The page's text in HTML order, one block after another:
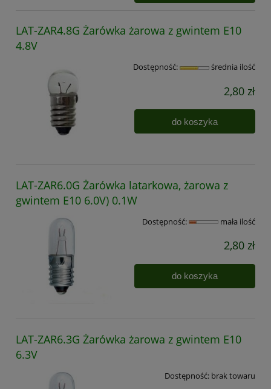
LAT-ZAR4.8G Żarówka żarowa z gwintem E10
4.8V
Dostępność: średnia ilość
2,80 zł
do koszyka
LAT-ZAR6.0G Żarówka latarkowa, żarowa z
gwintem E10 6.0V) 0.1W
Dostępność: mała ilość
2,80 zł
do koszyka
LAT-ZAR6.3G Żarówka żarowa z gwintem E10
6.3V
Dostępność: brak towaru